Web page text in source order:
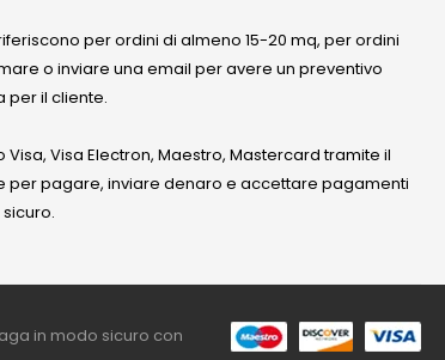
per ordini di almeno 15-20 mq, per ordini
o inviare una email per avere un preventivo
per il cliente.
Visa Electron, Maestro, Mastercard tramite il
per pagare, inviare denaro e accettare pagamenti
in modo sicuro con